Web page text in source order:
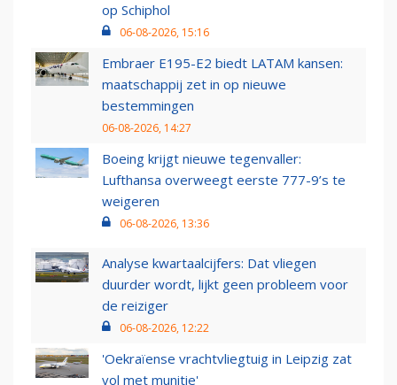
op Schiphol
06-08-2026, 15:16
Embraer E195-E2 biedt LATAM kansen:
maatschappij zet in op nieuwe
bestemmingen
06-08-2026, 14:27
Boeing krijgt nieuwe tegenvaller:
Lufthansa overweegt eerste 777-9’s te
weigeren
06-08-2026, 13:36
Analyse kwartaalcijfers: Dat vliegen
duurder wordt, lijkt geen probleem voor
de reiziger
06-08-2026, 12:22
'Oekraïense vrachtvliegtuig in Leipzig zat
vol met munitie'